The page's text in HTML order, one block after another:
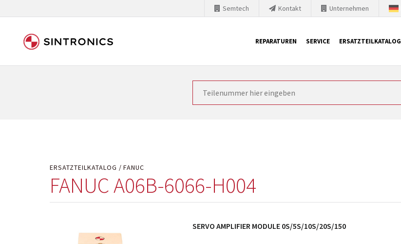
Unternehmen
Kontakt
Semtech
REPARATUREN SERVICE ERSATZTEILKATALOG
Unsere Zusammenarbeit mit Siemens
ERSATZTEILKATALOG FANUC
FANUC A06B-6066-H004
SERVO AMPLIFIER MODULE 0S/5S/10S/20S/150